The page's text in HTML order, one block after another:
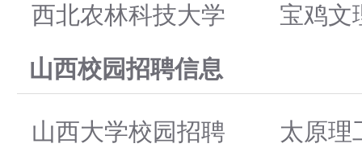
西北农林科技大学 宝鸡文
山西校园招聘信息
山西大学校园招聘 太原理